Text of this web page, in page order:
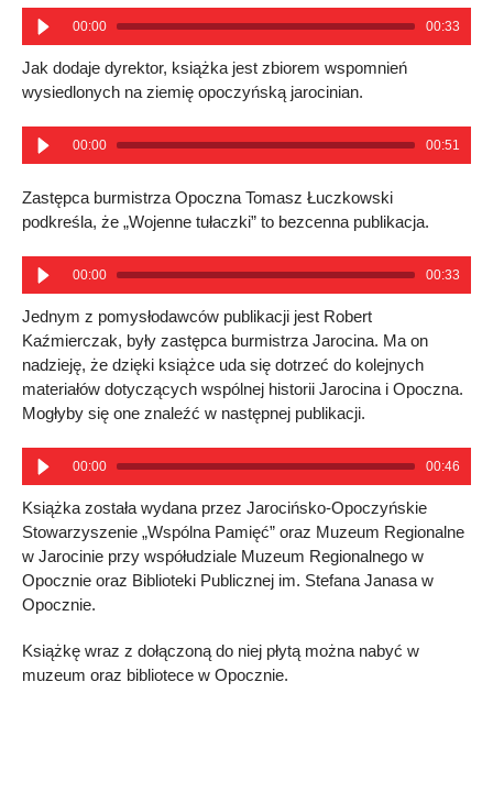
00:00 00:33
Jak dodaje dyrektor, książka jest zbiorem wspomnień
wysiedlonych na ziemię opoczyńską jarocinian.
00:00 00:51
Zastępca burmistrza Opoczna Tomasz Łuczkowski
podkreśla, że „Wojenne tułaczki” to bezcenna publikacja.
00:00 00:33
Jednym z pomysłodawców publikacji jest Robert
Kaźmierczak, były zastępca burmistrza Jarocina. Ma on
nadzieję, że dzięki książce uda się dotrzeć do kolejnych
materiałów dotyczących wspólnej historii Jarocina i Opoczna.
Mogłyby się one znaleźć w następnej publikacji.
00:00 00:46
Książka została wydana przez Jarocińsko-Opoczyńskie
Stowarzyszenie „Wspólna Pamięć” oraz Muzeum Regionalne
w Jarocinie przy współudziale Muzeum Regionalnego w
Opocznie oraz Biblioteki Publicznej im. Stefana Janasa w
Opocznie.
Książkę wraz z dołączoną do niej płytą można nabyć w
muzeum oraz bibliotece w Opocznie.